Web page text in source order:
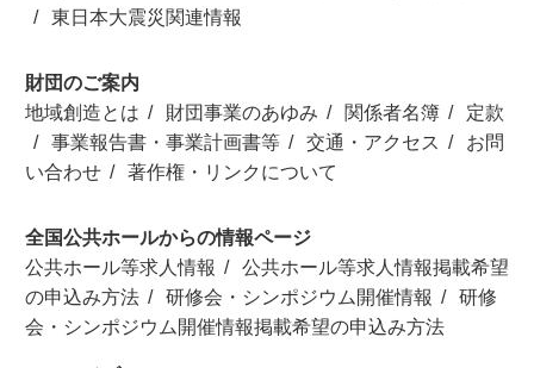
東日本大震災関連情報
財団のご案内
地域創造とは
財団事業のあゆみ 関係者名簿
定款
事業報告書・事業計画書等
交通・アクセス
お問
い合わせ
著作権・リンクについて
全国公共ホールからの情報ページ
公共ホール等求人情報
公共ホール等求人情報掲載希望
の申込み方法
研修会・シンポジウム開催情報
研修
会・シンポジウム開催情報掲載希望の申込み方法